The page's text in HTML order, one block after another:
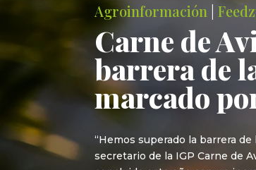
Agroinformación |
Carne de
barrera de
marcado
“Hemos superado la barrera
secretario de la IGP Carne de